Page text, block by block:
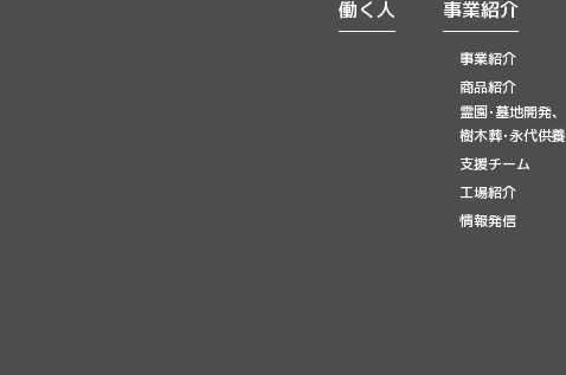
働く人 事業紹介
事業紹介
商品紹介
霊園･墓地開発、
樹木葬･永代供養
支援チーム
工場紹介
情報発信